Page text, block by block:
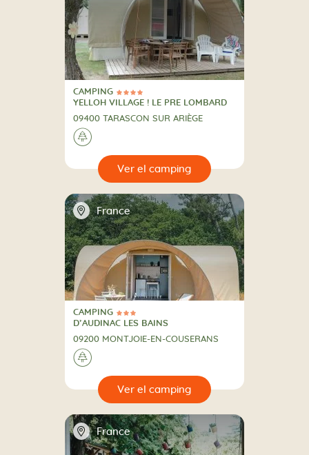
4 Estrellas
CAMPING
CAMPING
YELLOH VILLAGE ! LE PRE LOMBARD
09400 TARASCON SUR ARIÈGE
🌲
📍 France
3 Estrellas
CAMPING
CAMPING
D’AUDINAC LES BAINS
09200 MONTJOIE-EN-COUSERANS
🌲
📍 France